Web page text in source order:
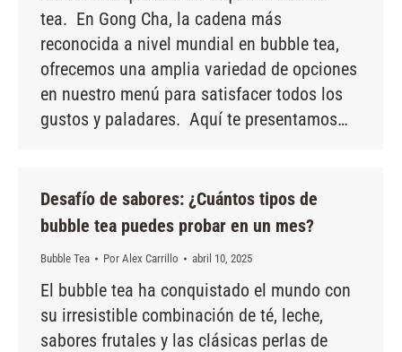
tea. En Gong Cha, la cadena más
reconocida a nivel mundial en bubble tea,
ofrecemos una amplia variedad de opciones
en nuestro menú para satisfacer todos los
gustos y paladares. Aquí te presentamos…
Desafío de sabores: ¿Cuántos tipos de
bubble tea puedes probar en un mes?
Bubble Tea Por Alex Carrillo abril 10, 2025
El bubble tea ha conquistado el mundo con
su irresistible combinación de té, leche,
sabores frutales y las clásicas perlas de